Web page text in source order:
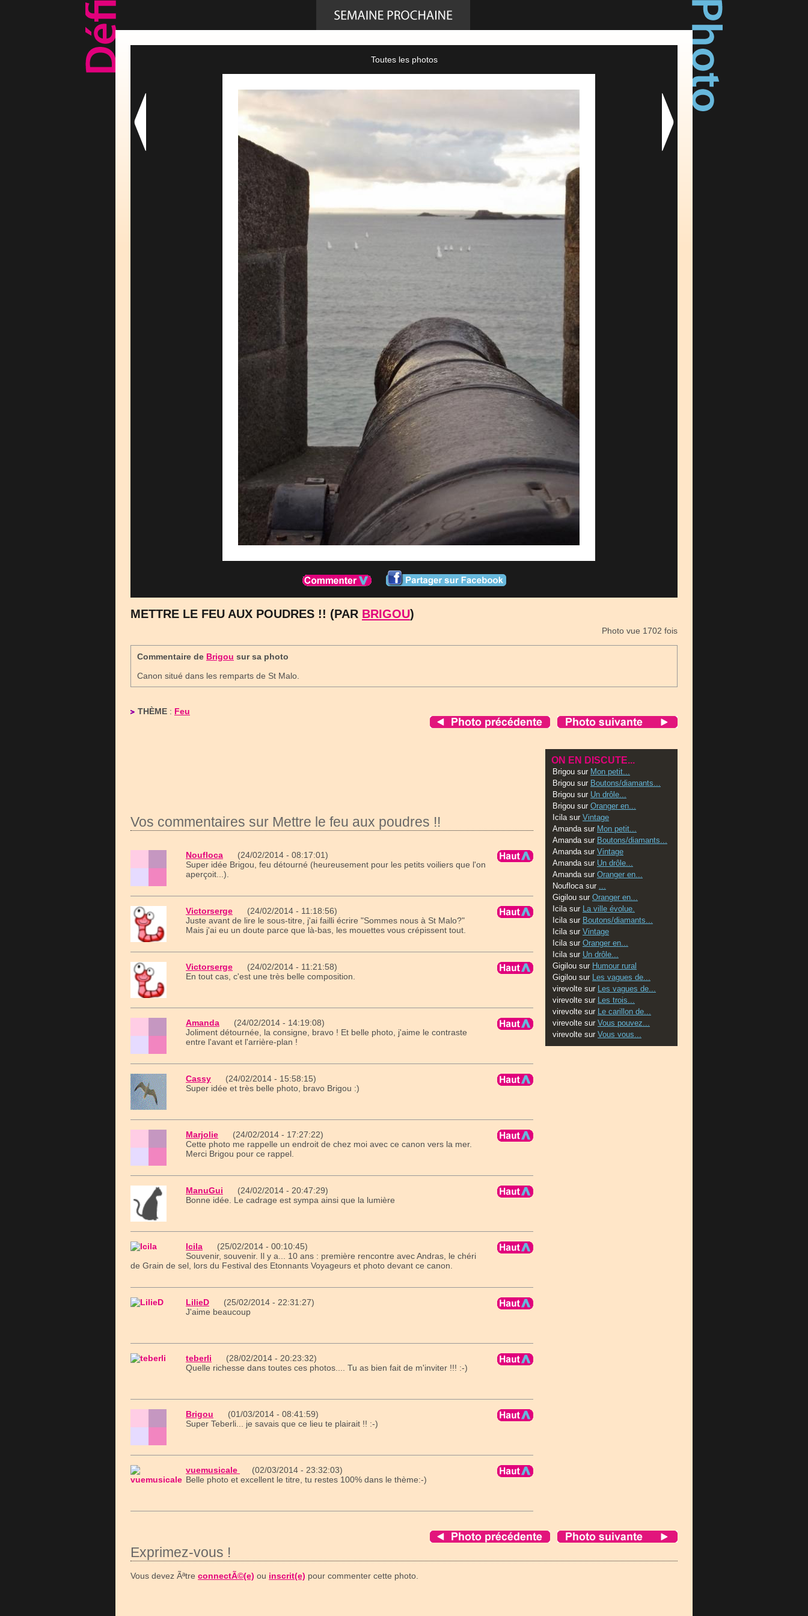
Toutes les photos
METTRE LE FEU AUX POUDRES !! (PAR BRIGOU)
Photo vue 1702 fois
Commentaire de Brigou sur sa photo
Canon situé dans les remparts de St Malo.
THÈME : Feu
Vos commentaires sur Mettre le feu aux poudres !!
Noufloca (24/02/2014 - 08:17:01)
Super idée Brigou, feu détourné (heureusement pour les petits voiliers que l'on
aperçoit...).
Victorserge (24/02/2014 - 11:18:56)
Juste avant de lire le sous-titre, j'ai failli écrire "Sommes nous à St Malo?"
Mais j'ai eu un doute parce que là-bas, les mouettes vous crépissent tout.
Victorserge (24/02/2014 - 11:21:58)
En tout cas, c'est une très belle composition.
Amanda (24/02/2014 - 14:19:08)
Joliment détournée, la consigne, bravo ! Et belle photo, j'aime le contraste
entre l'avant et l'arrière-plan !
Cassy (24/02/2014 - 15:58:15)
Super idée et très belle photo, bravo Brigou :)
Marjolie (24/02/2014 - 17:27:22)
Cette photo me rappelle un endroit de chez moi avec ce canon vers la mer.
Merci Brigou pour ce rappel.
ManuGui (24/02/2014 - 20:47:29)
Bonne idée. Le cadrage est sympa ainsi que la lumière
Icila (25/02/2014 - 00:10:45)
Souvenir, souvenir. Il y a... 10 ans : première rencontre avec Andras, le chéri
de Grain de sel, lors du Festival des Etonnants Voyageurs et photo devant ce canon.
LilieD (25/02/2014 - 22:31:27)
J'aime beaucoup
teberli (28/02/2014 - 20:23:32)
Quelle richesse dans toutes ces photos.... Tu as bien fait de m'inviter !!! :-)
Brigou (01/03/2014 - 08:41:59)
Super Teberli... je savais que ce lieu te plairait !! :-)
vuemusicale
(02/03/2014 - 23:32:03)
Belle photo et excellent le titre, tu restes 100% dans le thème:-)
ON EN DISCUTE...
Brigou sur Mon petit...
Brigou sur Boutons/diamants...
Brigou sur Un drôle...
Brigou sur Oranger en...
Icilasur Vintage
Amandasur Mon petit...
Amandasur Boutons/diamants...
Amandasur Vintage
Amandasur Un drôle...
Amandasur Oranger en...
Nouflocasur ...
Gigilou sur Oranger en...
Icilasur La ville évolue.
Icilasur Boutons/diamants...
Icilasur Vintage
Icilasur Oranger en...
Icilasur Un drôle...
Gigilou sur Humour rural
Gigilou sur Les vagues de...
virevolte sur Les vagues de...
virevolte sur Les trois...
virevolte sur Le carillon de...
virevolte sur Vous pouvez...
virevolte sur Vous vous...
Exprimez-vous !
Vous devez Ãªtre connectÃ©(e) ou inscrit(e) pour commenter cette photo.